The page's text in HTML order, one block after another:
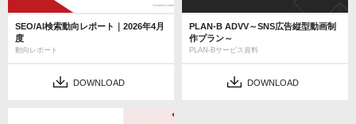
SEO/AI検索動向レポート｜2026年4月
度
動向レポート
DOWNLOAD
PLAN-B ADVV～SNS広告縦型動画制
作プラン～
PLAN-Bサービス資料
DOWNLOAD